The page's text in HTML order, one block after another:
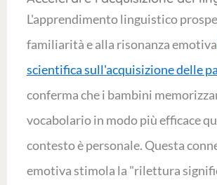
L'apprendimento linguistico
familiarità e alla risonanza
scientifica sull'acquisizione delle
conferma che i bambini
vocabolario in modo più efficace
contesto è personale. Questa
emotiva stimola la "rilettura